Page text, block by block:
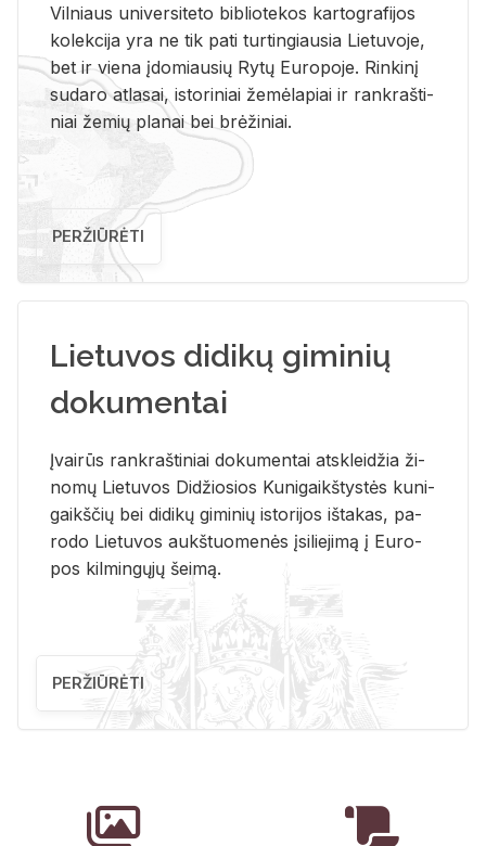
Vil­niaus uni­ver­si­te­to bi­b­lio­te­kos kar­to­gra­fi­jos
ko­lek­ci­ja yra ne tik pati tur­tin­giau­sia Lie­tu­vo­je,
bet ir vie­na įdo­miau­sių Rytų Eu­ro­po­je. Rin­ki­nį
su­da­ro at­la­sai, is­to­ri­niai že­mė­la­piai ir rank­raš­ti­
niai že­mių pla­nai bei brė­ži­niai.
PERŽIŪRĖTI
Lietuvos didikų giminių
dokumentai
Įvai­rūs rank­raš­ti­niai do­ku­men­tai at­sklei­džia ži­
no­mų Lie­tu­vos Di­džio­sios Ku­ni­gaikš­tys­tės ku­ni­
gaikš­čių bei di­di­kų gi­mi­nių is­to­ri­jos iš­ta­kas, pa­
ro­do Lie­tu­vos aukš­tuo­me­nės įsi­lie­ji­mą į Eu­ro­
pos kil­min­gų­jų šei­mą.
PERŽIŪRĖTI